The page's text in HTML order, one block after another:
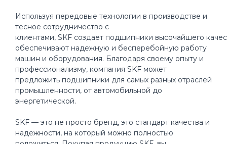
Используя передовые технологии в производстве и
тесное сотрудничество с
клиентами, SKF создает подшипники высочайшего
обеспечивают надежную и бесперебойную работу
машин и оборудования. Благодаря своему опыту и
профессионализму, компания SKF может
предложить подшипники для самых разных отраслей
промышленности, от автомобильной до
энергетической.
SKF — это не просто бренд, это стандарт качества и
надежности, на который можно полностью